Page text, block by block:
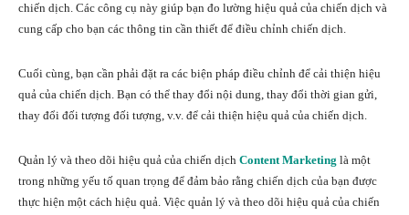
chiến dịch. Các công cụ này giúp bạn đo lường hiệu quả của chiến dịch và
cung cấp cho bạn các thông tin cần thiết để điều chỉnh chiến dịch.
Cuối cùng, bạn cần phải đặt ra các biện pháp điều chỉnh để cải thiện hiệu
quả của chiến dịch. Bạn có thể thay đổi nội dung, thay đổi thời gian gửi,
thay đổi đối tượng đối tượng, v.v. để cải thiện hiệu quả của chiến dịch.
Quản lý và theo dõi hiệu quả của chiến dịch Content Marketing là một
trong những yếu tố quan trọng để đảm bảo rằng chiến dịch của bạn được
thực hiện một cách hiệu quả. Việc quản lý và theo dõi hiệu quả của chiến